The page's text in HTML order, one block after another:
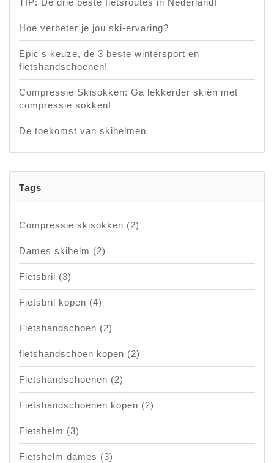
TIP: De drie beste fietsroutes in Nederland!
Hoe verbeter je jou ski-ervaring?
Epic's keuze, de 3 beste wintersport en
fietshandschoenen!
Compressie Skisokken: Ga lekkerder skiën met
compressie sokken!
De toekomst van skihelmen
Tags
Compressie skisokken (2)
Dames skihelm (2)
Fietsbril (3)
Fietsbril kopen (4)
Fietshandschoen (2)
fietshandschoen kopen (2)
Fietshandschoenen (2)
Fietshandschoenen kopen (2)
Fietshelm (3)
Fietshelm dames (3)